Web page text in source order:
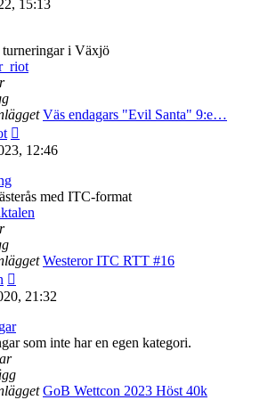
det
inlägget
15:13
i Växjö
Väs endagars "Evil Santa" 9:e…
till
det
inlägget
12:46
med ITC-format
Westeror ITC RTT #16
till
det
senaste
inlägget
21:32
som inte har en egen kategori.
GoB Wettcon 2023 Höst 40k